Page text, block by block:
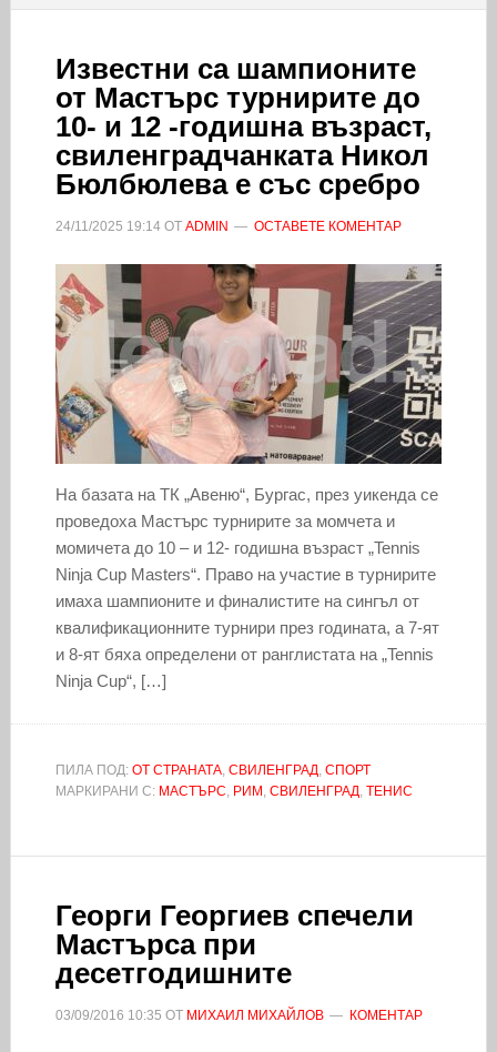
Известни са шампионите
от Мастърс турнирите до
10- и 12 -годишна възраст,
свиленградчанката Никол
Бюлбюлева е със сребро
24/11/2025 19:14ОТ ADMIN ОСТАВЕТЕ КОМЕНТАР
На базата на ТК „Авеню“, Бургас, през уикенда се
проведоха Мастърс турнирите за момчета и
момичета до 10 – и 12- годишна възраст „Tennis
Ninja Cup Masters“. Право на участие в турнирите
имаха шампионите и финалистите на сингъл от
квалификационните турнири през годината, а 7-ят
и 8-ят бяха определени от ранглистата на „Tennis
Ninja Cup“, […]
ПИЛА ПОД: ОТ СТРАНАТА, СВИЛЕНГРАД, СПОРТ
МАРКИРАНИ С: МАСТЪРС, РИМ , СВИЛЕНГРАД, ТЕНИС
Георги Георгиев спечели
Мастърса при
десетгодишните
03/09/2016 10:35 ОТ МИХАИЛ МИХАЙЛОВ КОМЕНТАР